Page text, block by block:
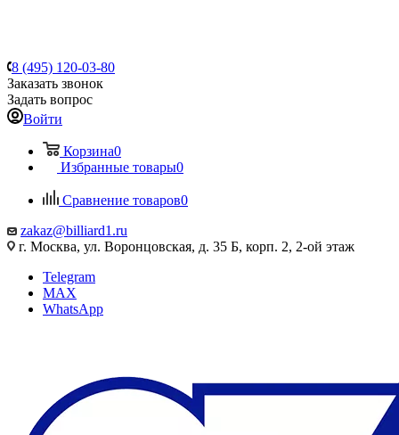
8 (495) 120-03-80
Заказать звонок
Задать вопрос
Войти
Корзина0
Избранные товары0
Сравнение товаров0
zakaz@billiard1.ru
г. Москва, ул. Воронцовская, д. 35 Б, корп. 2, 2-ой этаж
Telegram
MAX
WhatsApp